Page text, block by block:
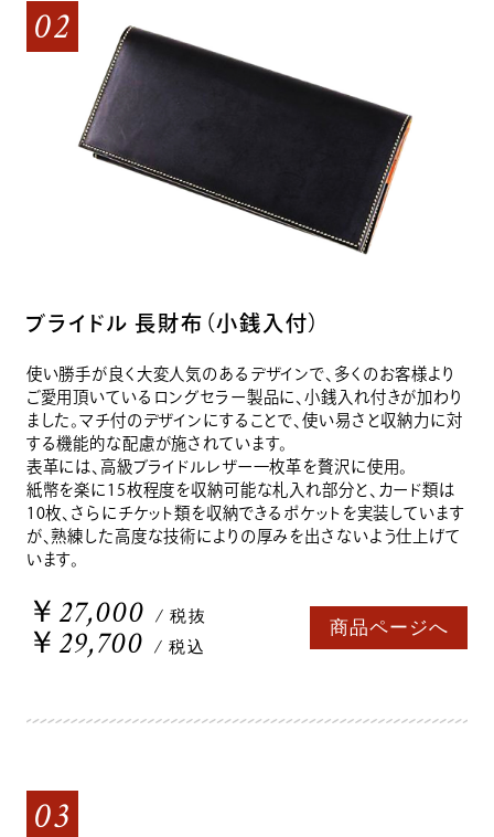
02
ブライドル 長財布（小銭入付）
使い勝手が良く大変人気のあるデザインで、多くのお客様より
ご愛用頂いているロングセラー製品に、小銭入れ付きが加わり
ました。マチ付のデザインにすることで、使い易さと収納力に対
する機能的な配慮が施されています。
表革には、高級ブライドルレザー一枚革を贅沢に使用。
紙幣を楽に15枚程度を収納可能な札入れ部分と、カード類は
10枚、さらにチケット類を収納できるポケットを実装しています
が、熟練した高度な技術によりの厚みを出さないよう仕上げて
います。
￥27,000 / 税抜
￥29,700 / 税込
商品ページへ
03